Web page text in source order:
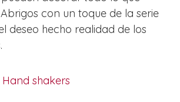
con un toque de la serie
deseo hecho realidad de los
shakers